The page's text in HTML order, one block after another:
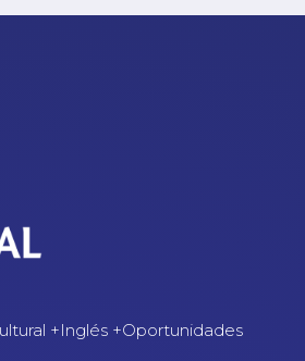
+Inglés +Oportunidades